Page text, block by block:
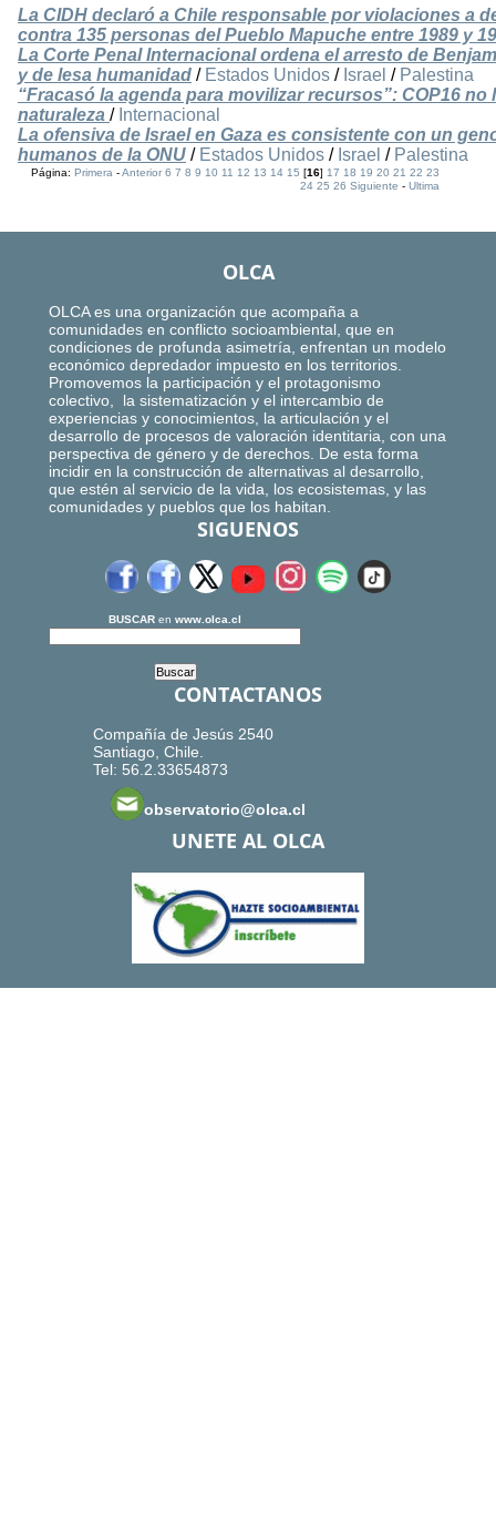
La CIDH declaró a Chile responsable por violaciones a
contra 135 personas del Pueblo Mapuche entre 1989 y
La Corte Penal Internacional ordena el arresto de
y de lesa humanidad / Estados Unidos / Israel / Palestina
“Fracasó la agenda para movilizar recursos”: COP16
naturaleza / Internacional
La ofensiva de Israel en Gaza es consistente con un
humanos de la ONU / Estados Unidos / Israel / Palestina
Página:Primera -Anterior 6 7 8 9 10 11 12 13 14 15 [16]17 18 19 20 21 22 23
24 25 26 Siguiente -Ultima
OLCA
OLCA es una organización que acompaña a
comunidades en conflicto socioambiental, que en
condiciones de profunda asimetría, enfrentan un modelo
económico depredador impuesto en los territorios.
Promovemos la participación y el protagonismo
colectivo, la sistematización y el intercambio de
experiencias y conocimientos, la articulación y el
desarrollo de procesos de valoración identitaria, con una
perspectiva de género y de derechos. De esta forma
incidir en la construcción de alternativas al desarrollo,
que estén al servicio de la vida, los ecosistemas, y las
comunidades y pueblos que los habitan.
SIGUENOS
BUSCAR en www.olca.cl
CONTACTANOS
Compañía de Jesús 2540
Santiago, Chile.
Tel: 56.2.33654873
observatorio@olca.cl
UNETE AL OLCA